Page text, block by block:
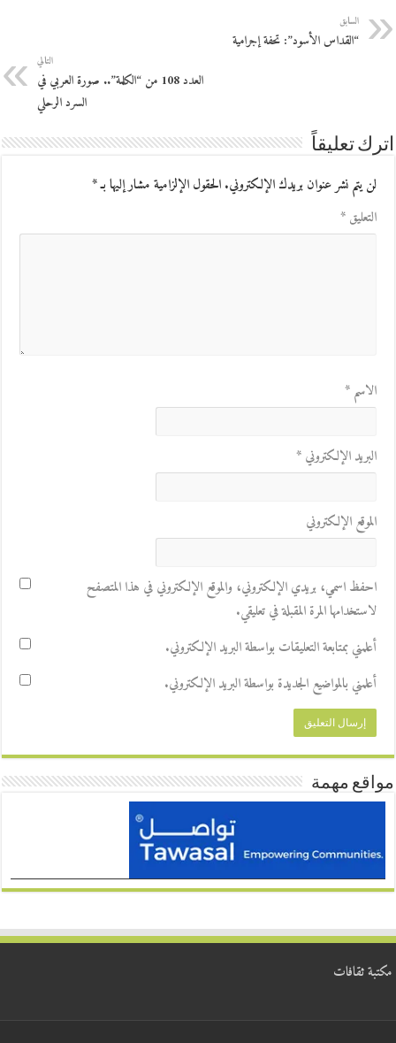
السابق
“القداس الأسود”: تحفة إجرامية
التالي
العدد 108 من “الكلمة”.. صورة العربي في
السرد الرحلي
اترك تعليقاً
لن يتم نشر عنوان بريدك الإلكتروني.الحقول الإلزامية مشار إليها بـ*
التعليق*
الاسم*
البريد الإلكتروني*
الموقع الإلكتروني
احفظ اسمي، بريدي الإلكتروني، والموقع الإلكتروني في هذا المتصفح
لاستخدامها المرة المقبلة في تعليقي.
أعلمني بمتابعة التعليقات بواسطة البريد الإلكتروني.
أعلمني بالمواضيع الجديدة بواسطة البريد الإلكتروني.
مواقع مهمة
مكتبة ثقافات